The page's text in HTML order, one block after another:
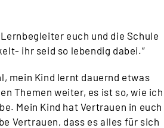
euch und die Schule
ihr seid so lebendig dabei.“
mein Kind lernt dauernd etwas
Themen weiter, es ist so, wie ich
Mein Kind hat Vertrauen in euch
Vertrauen, dass es alles für sich